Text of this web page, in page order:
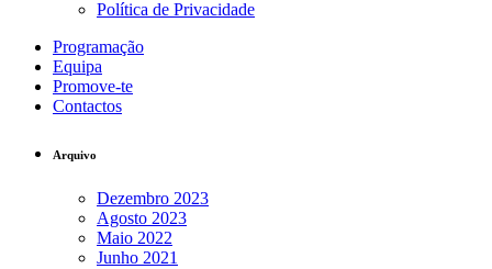
Política de Privacidade
Programação
Equipa
Promove-te
Contactos
Arquivo
Dezembro 2023
Agosto 2023
Maio 2022
Junho 2021